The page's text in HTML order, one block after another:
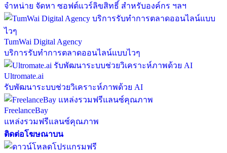
จำหน่าย จัดหา ซอฟต์แวร์ลิขสิทธิ์ สำหรับองค์กร ฯลฯ
TumWai Digital Agency
บริการรับทำการตลาดออนไลน์แบบไวๆ
Ultromate.ai
รับพัฒนาระบบช่วยวิเคราะห์ภาพด้วย AI
FreelanceBay
แหล่งรวมฟรีแลนซ์คุณภาพ
ติดต่อโฆษณาบน